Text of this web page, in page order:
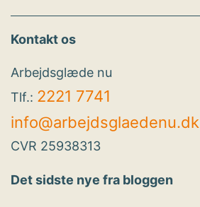
Kontakt os
Arbejdsglæde nu
Tlf.: 2221 7741
info@arbejdsglaedenu.dk
CVR 25938313
Det sidste nye fra bloggen